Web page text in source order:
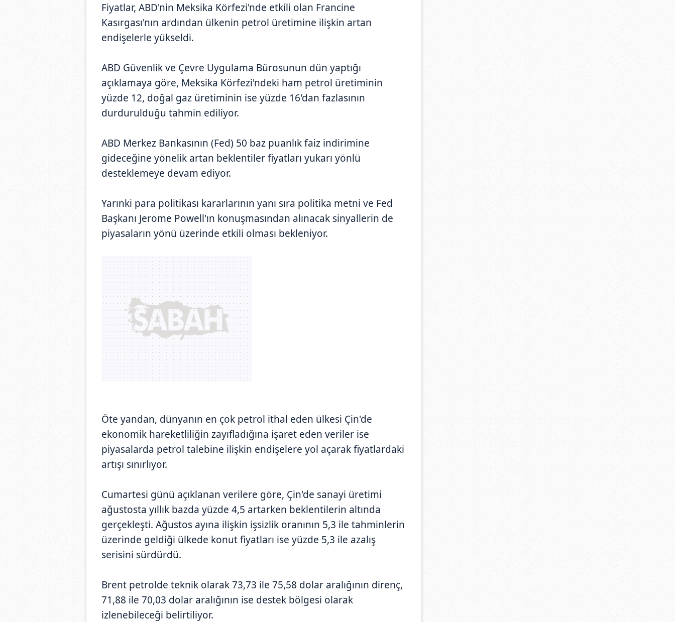
Fiyatlar, ABD'nin Meksika Körfezi'nde etkili olan Francine
Kasırgası'nın ardından ülkenin petrol üretimine ilişkin artan
endişelerle yükseldi.
ABD Güvenlik ve Çevre Uygulama Bürosunun dün yaptığı
açıklamaya göre, Meksika Körfezi'ndeki ham petrol üretiminin
yüzde 12, doğal gaz üretiminin ise yüzde 16'dan fazlasının
durdurulduğu tahmin ediliyor.
ABD Merkez Bankasının (Fed) 50 baz puanlık faiz indirimine
gideceğine yönelik artan beklentiler fiyatları yukarı yönlü
desteklemeye devam ediyor.
Yarınki para politikası kararlarının yanı sıra politika metni ve Fed
Başkanı Jerome Powell'ın konuşmasından alınacak sinyallerin de
piyasaların yönü üzerinde etkili olması bekleniyor.
Öte yandan, dünyanın en çok petrol ithal eden ülkesi Çin'de
ekonomik hareketliliğin zayıfladığına işaret eden veriler ise
piyasalarda petrol talebine ilişkin endişelere yol açarak fiyatlardaki
artışı sınırlıyor.
Cumartesi günü açıklanan verilere göre, Çin'de sanayi üretimi
ağustosta yıllık bazda yüzde 4,5 artarken beklentilerin altında
gerçekleşti. Ağustos ayına ilişkin işsizlik oranının 5,3 ile tahminlerin
üzerinde geldiği ülkede konut fiyatları ise yüzde 5,3 ile azalış
serisini sürdürdü.
Brent petrolde teknik olarak 73,73 ile 75,58 dolar aralığının direnç,
71,88 ile 70,03 dolar aralığının ise destek bölgesi olarak
izlenebileceği belirtiliyor.